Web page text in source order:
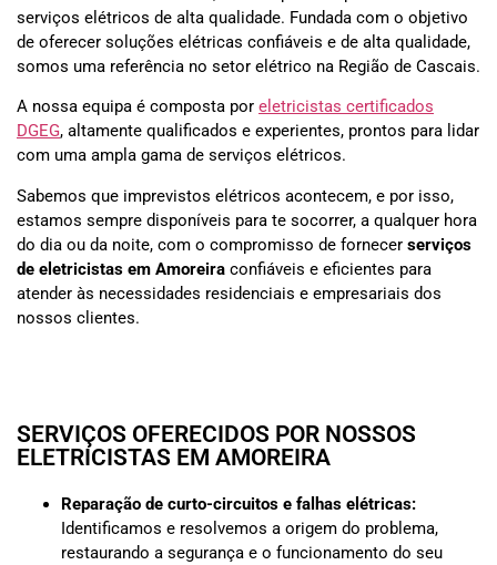
serviços elétricos de alta qualidade. Fundada com o objetivo
de oferecer soluções elétricas confiáveis e de alta qualidade,
somos uma referência no setor elétrico na Região de Cascais.
A nossa equipa é composta por eletricistas certificados
DGEG, altamente qualificados e experientes, prontos para lidar
com uma ampla gama de serviços elétricos.
Sabemos que imprevistos elétricos acontecem, e por isso,
estamos sempre disponíveis para te socorrer, a qualquer hora
do dia ou da noite, com o compromisso de fornecer serviços
de eletricistas em Amoreira confiáveis e eficientes para
atender às necessidades residenciais e empresariais dos
nossos clientes.
SERVIÇOS OFERECIDOS POR NOSSOS
ELETRICISTAS EM AMOREIRA
Reparação de curto-circuitos e falhas elétricas:
Identificamos e resolvemos a origem do problema,
restaurando a segurança e o funcionamento do seu